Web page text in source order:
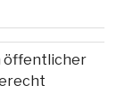
öffentlicher